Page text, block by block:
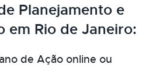
Planejamento e
em Rio de Janeiro:
de Ação online ou